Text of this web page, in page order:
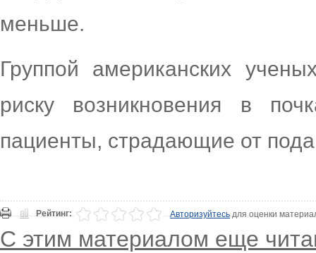
меньше.
Группой американских
риску возникновения в
пациенты, страдающие от
Рейтинг: Авторизуйтесьдля оценки
С этим материалом еще